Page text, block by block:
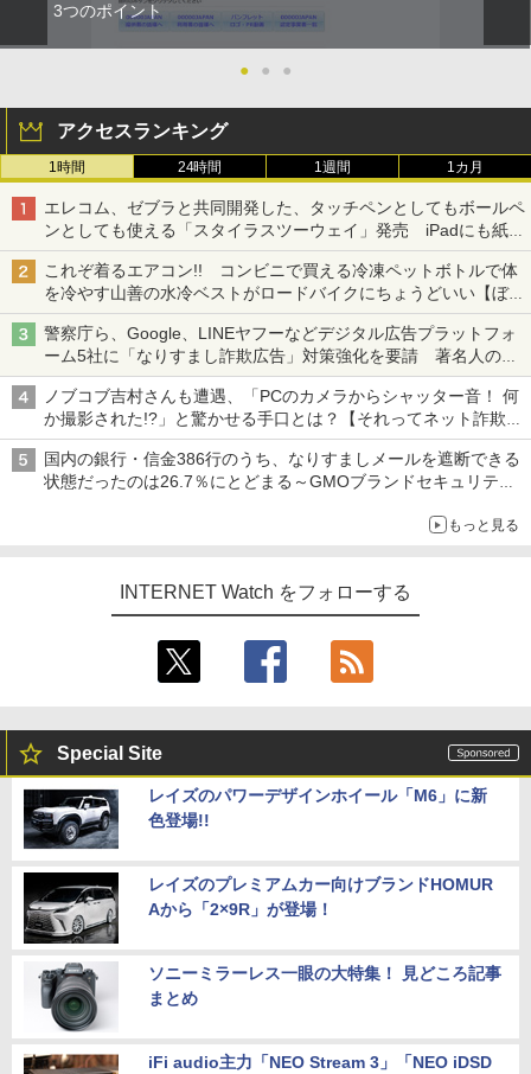
3つのポイント
● ● ●
アクセスランキング
1時間 24時間 1週間 1カ月
エレコム、ゼブラと共同開発した、タッチペンとしてもボールペ
ンとしても使える「スタイラスツーウェイ」発売 iPadにも紙に
も、持ち替えずに書き込める
これぞ着るエアコン!! コンビニで買える冷凍ペットボトルで体
を冷やす山善の水冷ベストがロードバイクにちょうどいい【ぼっ
ち・ざ・ろーど！その14】【空いた時間でなにしてる？】
警察庁ら、Google、LINEヤフーなどデジタル広告プラットフォ
ーム5社に「なりすまし詐欺広告」対策強化を要請 著名人の写
真や映像を使った投資詐欺などへの対策として
ノブコブ吉村さんも遭遇、「PCのカメラからシャッター音！ 何
か撮影された!?」と驚かせる手口とは？【それってネット詐欺で
すよ！】
国内の銀行・信金386行のうち、なりすましメールを遮断できる
状態だったのは26.7％にとどまる～GMOブランドセキュリティ
もっと見る
INTERNET Watch をフォローする
Special Site
レイズのパワーデザインホイール「M6」に新
色登場!!
レイズのプレミアムカー向けブランドHOMUR
Aから「2×9R」が登場！
ソニーミラーレス一眼の大特集！ 見どころ記事
まとめ
iFi audio主力「NEO Stream 3」「NEO iDSD